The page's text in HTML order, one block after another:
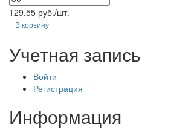
129.55 руб./шт.
В корзину
Учетная запись
Войти
Регистрация
Информация